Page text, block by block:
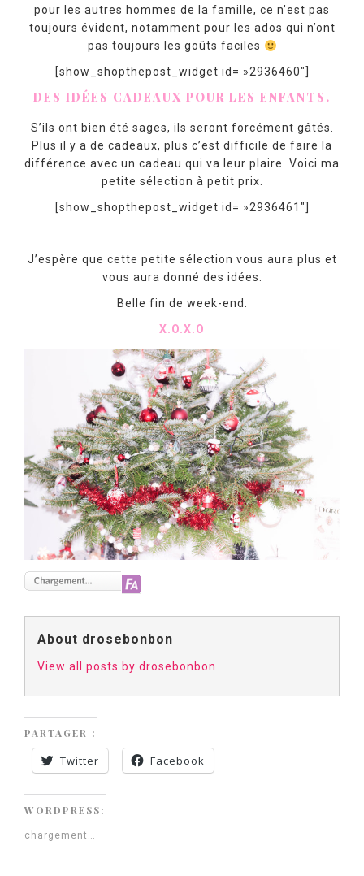
pour les autres hommes de la famille, ce n’est pas
toujours évident, notamment pour les ados qui n’ont
pas toujours les goûts faciles
[show_shopthepost_widget id= »2936460″]
DES IDÉES CADEAUX POUR LES ENFANTS.
S’ils ont bien été sages, ils seront forcément gâtés.
Plus il y a de cadeaux, plus c’est difficile de faire la
différence avec un cadeau qui va leur plaire. Voici ma
petite sélection à petit prix.
[show_shopthepost_widget id= »2936461″]
J’espère que cette petite sélection vous aura plus et
vous aura donné des idées.
Belle fin de week-end.
X.O.X.O
About drosebonbon
View all posts by drosebonbon
PARTAGER :
Twitter Facebook
WORDPRESS:
chargement…